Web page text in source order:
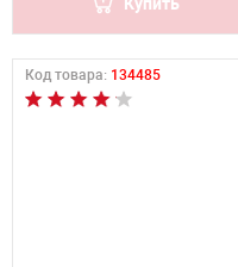
Код товара: 134485